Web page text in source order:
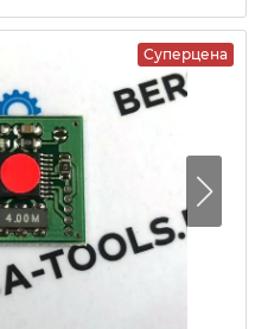
Суперцена